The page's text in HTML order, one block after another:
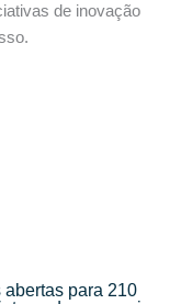
de inovação
abertas para 210